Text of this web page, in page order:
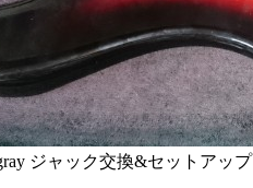
ジャック交換&セットアップ